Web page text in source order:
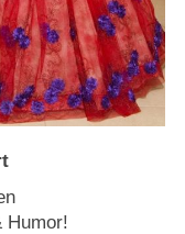
Humor!